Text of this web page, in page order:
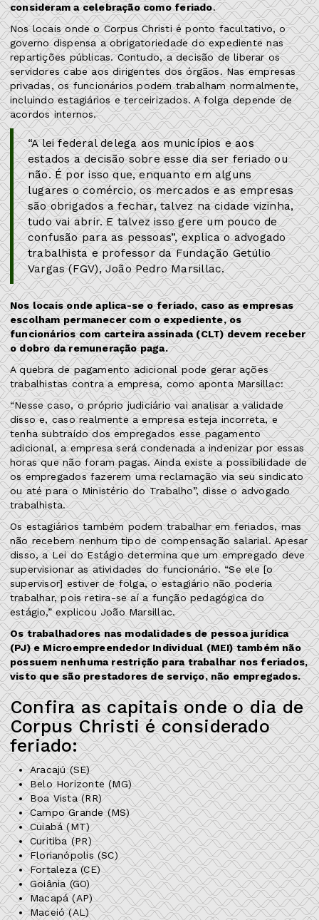
consideram a celebração como feriado.
Nos locais onde o Corpus Christi é ponto facultativo, o
governo dispensa a obrigatoriedade do expediente nas
repartições públicas. Contudo, a decisão de liberar os
servidores cabe aos dirigentes dos órgãos. Nas empresas
privadas, os funcionários podem trabalham normalmente,
incluindo estagiários e terceirizados. A folga depende de
acordos internos.
“A lei federal delega aos municípios e aos
estados a decisão sobre esse dia ser feriado ou
não. É por isso que, enquanto em alguns
lugares o comércio, os mercados e as empresas
são obrigados a fechar, talvez na cidade vizinha,
tudo vai abrir. E talvez isso gere um pouco de
confusão para as pessoas”, explica o advogado
trabalhista e professor da Fundação Getúlio
Vargas (FGV), João Pedro Marsillac.
Nos locais onde aplica-se o feriado, caso as empresas
escolham permanecer com o expediente, os
funcionários com carteira assinada (CLT) devem receber
o dobro da remuneração paga.
A quebra de pagamento adicional pode gerar ações
trabalhistas contra a empresa, como aponta Marsillac:
“Nesse caso, o próprio judiciário vai analisar a validade
disso e, caso realmente a empresa esteja incorreta, e
tenha subtraído dos empregados esse pagamento
adicional, a empresa será condenada a indenizar por essas
horas que não foram pagas. Ainda existe a possibilidade de
os empregados fazerem uma reclamação via seu sindicato
ou até para o Ministério do Trabalho”, disse o advogado
trabalhista.
Os estagiários também podem trabalhar em feriados, mas
não recebem nenhum tipo de compensação salarial. Apesar
disso, a Lei do Estágio determina que um empregado deve
supervisionar as atividades do funcionário. “Se ele [o
supervisor] estiver de folga, o estagiário não poderia
trabalhar, pois retira-se aí a função pedagógica do
estágio,” explicou João Marsillac.
Os trabalhadores nas modalidades de pessoa jurídica
(PJ) e Microempreendedor Individual (MEI) também não
possuem nenhuma restrição para trabalhar nos feriados,
visto que são prestadores de serviço, não empregados.
Confira as capitais onde o dia de
Corpus Christi é considerado
feriado:
Aracajú (SE)
Belo Horizonte (MG)
Boa Vista (RR)
Campo Grande (MS)
Cuiabá (MT)
Curitiba (PR)
Florianópolis (SC)
Fortaleza (CE)
Goiânia (GO)
Macapá (AP)
Maceió (AL)